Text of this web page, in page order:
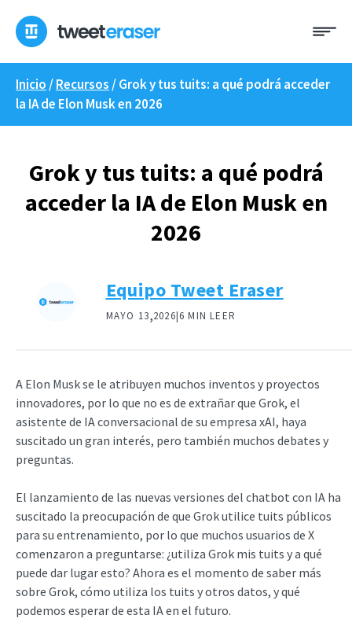
contenido
Inicio /Recursos /Grok y tus tuits: a qué podrá acceder
la IA de Elon Musk en 2026
Grok y tus tuits: a qué podrá
acceder la IA de Elon Musk en
2026
Equipo Tweet Eraser
MAYO 13,2026|6 MIN LEER
A Elon Musk se le atribuyen muchos inventos y proyectos
innovadores, por lo que no es de extrañar que Grok, el
asistente de IA conversacional de su empresa xAI, haya
suscitado un gran interés, pero también muchos debates y
preguntas.
El lanzamiento de las nuevas versiones del chatbot con IA ha
suscitado la preocupación de que Grok utilice tuits públicos
para su entrenamiento, por lo que muchos usuarios de X
comenzaron a preguntarse: ¿utiliza Grok mis tuits y a qué
puede dar lugar esto? Ahora es el momento de saber más
sobre Grok, cómo utiliza los tuits y otros datos, y qué
podemos esperar de esta IA en el futuro.